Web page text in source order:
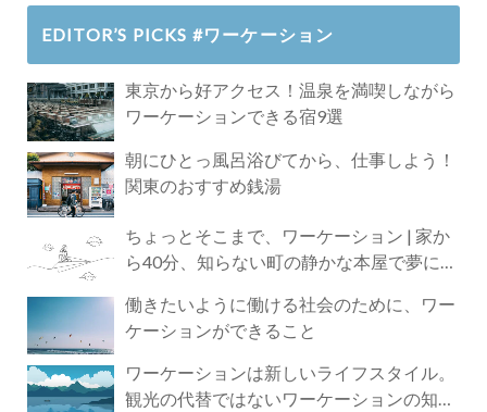
EDITOR’S PICKS #ワーケーション
東京から好アクセス！温泉を満喫しながら
ワーケーションできる宿9選
朝にひとっ風呂浴びてから、仕事しよう！
関東のおすすめ銭湯
ちょっとそこまで、ワーケーション | 家か
ら40分、知らない町の静かな本屋で夢に近
働きたいように働ける社会のために、ワー
ケーションができること
ワーケーションは新しいライフスタイル。
観光の代替ではないワーケーションの知ら